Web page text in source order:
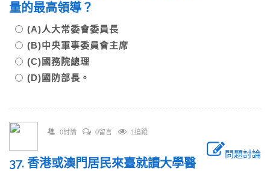
量的最高領導？
(A)人大常委會委員長
(B)中央軍事委員會主席
(C)國務院總理
(D)國防部長。
0討論 0留言 1追蹤
問題討論
37. 香港或澳門居民來臺就讀大學醫